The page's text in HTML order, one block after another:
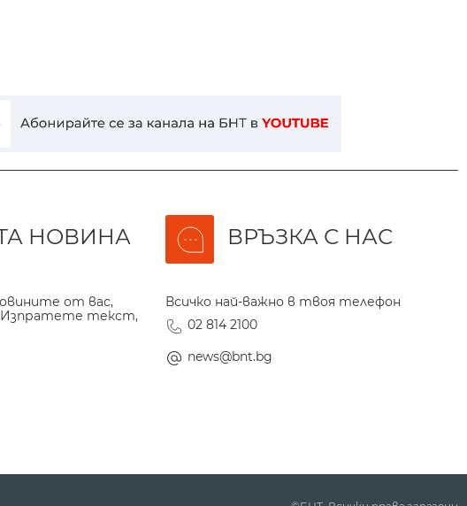
НОВИНА
от вас,
текст,
ВРЪЗКА С НАС
Всичко най-важно в твоя телефон
02 814 2100
news@bnt.bg